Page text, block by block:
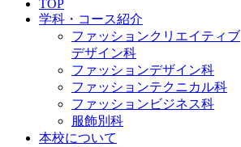
TOP
学科・コース紹介
ファッションクリエイティブ
デザイン科
ファッションデザイン科
ファッションテクニカル科
ファッションビジネス科
服飾別科
本校について